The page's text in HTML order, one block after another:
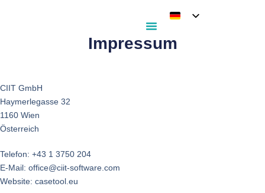
Impressum
CIIT GmbH
Haymerlegasse 32
1160 Wien
Österreich
Telefon: +43 1 3750 204
E-Mail: office@ciit-software.com
Website: casetool.eu